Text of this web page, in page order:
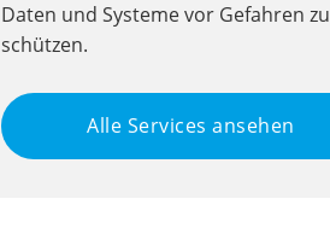
Daten und Systeme vor Gefahren zu
schützen.
Alle Services ansehen